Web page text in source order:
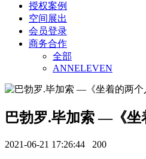
授权案例
空间展出
会员登录
商务合作
全部
ANNELEVEN
巴勃罗.毕加索 —《坐
2021-06-21 17:26:44 200